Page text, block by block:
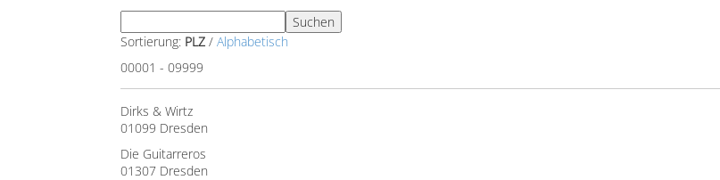
Sortierung: PLZ / Alphabetisch
00001 - 09999
Dirks & Wirtz
01099 Dresden
Die Guitarreros
01307 Dresden